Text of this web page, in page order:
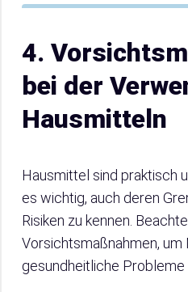
4.
bei der
Hausmitteln
Hausmittel sind praktisch
es wichtig, auch deren
Risiken zu kennen.
Vorsichtsmaßnahmen,
gesundheitliche Probleme